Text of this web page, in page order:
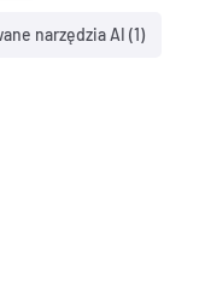
narzędzia AI (1)